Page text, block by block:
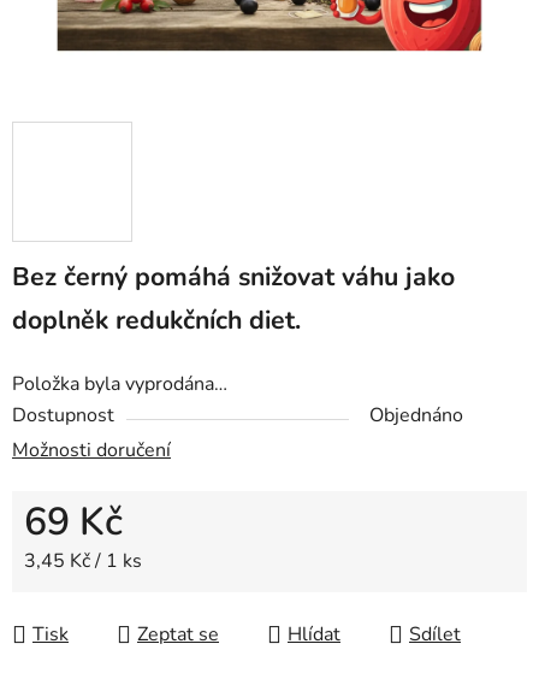
Bez černý pomáhá snižovat váhu jako
doplněk redukčních diet.
Položka byla vyprodána…
Dostupnost
Objednáno
Možnosti doručení
69 Kč
Měrná cena:
3,45 Kč / 1 ks
Tisk Zeptat se Hlídat Sdílet